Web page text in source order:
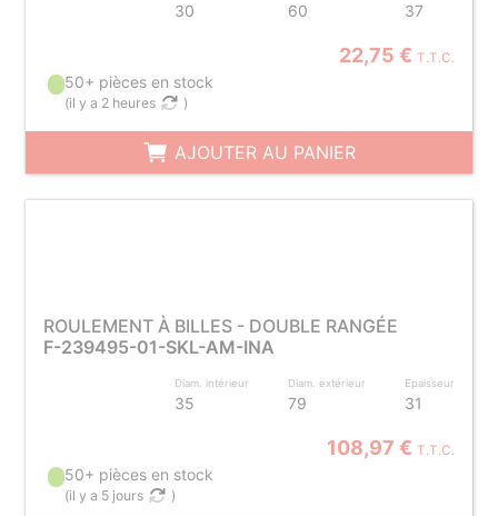
30 60 37
22,75 € T.T.C.
50+ pièces en stock
(il y a 2 heures )
AJOUTER AU PANIER
ROULEMENT À BILLES - DOUBLE RANGÉE
F-239495-01-SKL-AM-INA
Diam. intérieur
35
Diam. extérieur
79
Epaisseur
31
108,97 € T.T.C.
50+ pièces en stock
(il y a 5 jours )